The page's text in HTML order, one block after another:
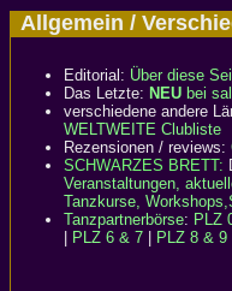
Allgemein /
Editorial: Über diese
Das Letzte: NEU bei
verschiedene andere
WELTWEITE Clubliste
Rezensionen / reviews:
SCHWARZES BRETT:
Veranstaltungen,
Tanzkurse,
Tanzpartnerbörse: PLZ
PLZ 6 & 7 PLZ 8 & 9